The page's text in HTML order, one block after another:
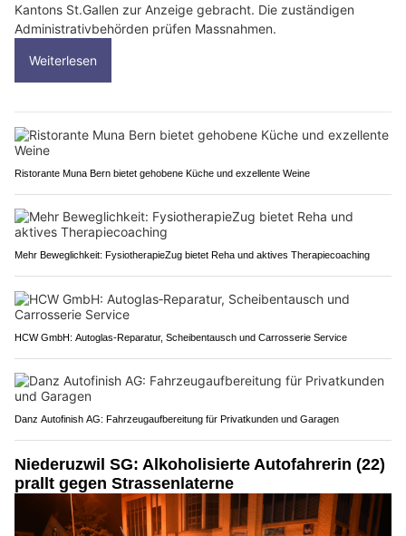
Kantons St.Gallen zur Anzeige gebracht. Die zuständigen
Administrativbehörden prüfen Massnahmen.
Weiterlesen
Ristorante Muna Bern bietet gehobene Küche und exzellente Weine
Mehr Beweglichkeit: FysiotherapieZug bietet Reha und aktives Therapiecoaching
HCW GmbH: Autoglas‑Reparatur, Scheibentausch und Carrosserie Service
Danz Autofinish AG: Fahrzeugaufbereitung für Privatkunden und Garagen
Niederuzwil SG: Alkoholisierte Autofahrerin (22)
prallt gegen Strassenlaterne